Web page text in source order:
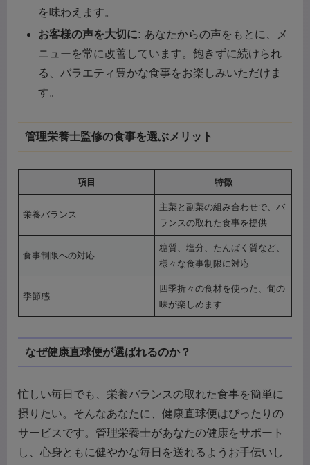
を味わえます。
お客様の声を大切に: あなたからの声をもとに、メ
ニューを常に改善しています。飽きずに続けられ
る、バラエティ豊かな食事をお楽しみいただけま
す。
管理栄養士監修の食事を選ぶメリット
項目 特徴
栄養バランス
主菜と副菜の組み合わせで、バ
ランスの取れた食事を提供
食事制限への対応
糖質、塩分、たんぱく質など、
様々な食事制限に対応
季節感
四季折々の食材を使った、旬の
味が楽しめます
なぜ健康直球便が選ばれるのか？
忙しい毎日でも、栄養バランスの取れた食事を簡単に
摂りたい。そんなあなたに、健康直球便はぴったりの
サービスです。管理栄養士があなたの健康をサポート
し、心身ともに健やかな毎日を送れるようお手伝いし